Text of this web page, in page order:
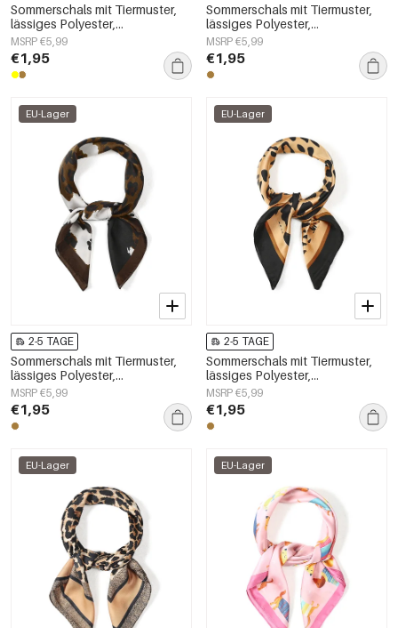
Sommerschals mit Tiermuster,
lässiges Polyester,
Alltagsaccessoires
MSRP €5,99
€1,95
Sommerschals mit Tiermuster,
lässiges Polyester,
Alltagsaccessoires
MSRP €5,99
€1,95
EU-Lager
2-5 TAGE
Sommerschals mit Tiermuster,
lässiges Polyester,
Alltagsaccessoires
MSRP €5,99
€1,95
EU-Lager
2-5 TAGE
Sommerschals mit Tiermuster,
lässiges Polyester,
Alltagsaccessoires
MSRP €5,99
€1,95
EU-Lager EU-Lager